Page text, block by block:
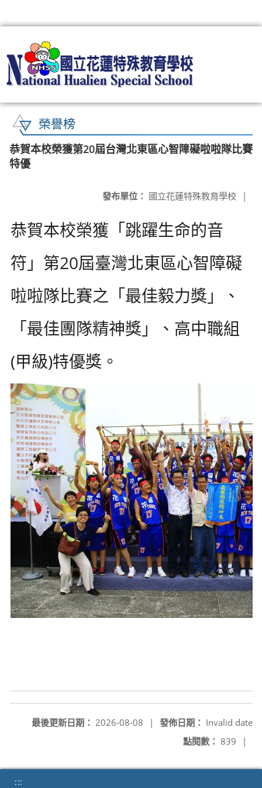
榮譽榜
恭賀本校榮獲第20屆台灣北東區心智障礙啦啦隊比賽
特優
發布單位： 國立花蓮特殊教育學校 |
恭賀本校榮獲「跳躍生命的音
符」第20屆臺灣北東區心智障礙
啦啦隊比賽之「最佳毅力獎」、
「最佳團隊精神獎」、高中職組
(甲級)特優獎。
發佈日期： Invalid date
最後更新日期： 2026-08-08
|
點閱數： 839 |
:::